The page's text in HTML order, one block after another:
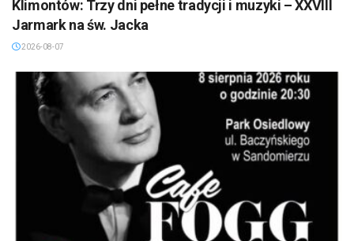
Klimontów: Trzy dni pełne tradycji i muzyki – XXVIII
Jarmark na św. Jacka
2026-08-07